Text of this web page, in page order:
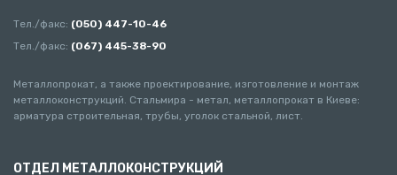
Тел./факс: (050) 447-10-46
Тел./факс: (067) 445-38-90
Металлопрокат, а также проектирование, изготовление и монтаж
металлоконструкций. Стальмира - метал, металлопрокат в Киеве:
арматура строительная, трубы, уголок стальной, лист.
ОТДЕЛ МЕТАЛЛОКОНСТРУКЦИЙ